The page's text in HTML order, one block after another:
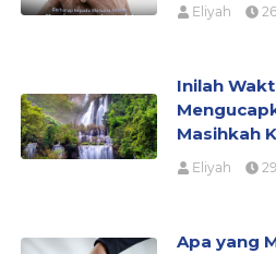
Eliyah
Inilah
Masihkah
Eliyah
Apa yang